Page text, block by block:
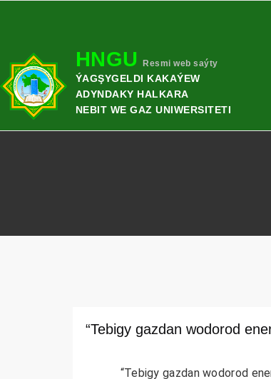
HNGU Resmi web saýty
ÝAGŞYGELDI KAKAÝEW
ADYNDAKY HALKARA
NEBIT WE GAZ UNIWERSITETI
“Tebigy gazdan wodorod
“Tebigy gazdan wodorod